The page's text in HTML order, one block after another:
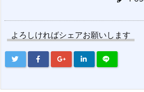
よろしければシェアお願いします